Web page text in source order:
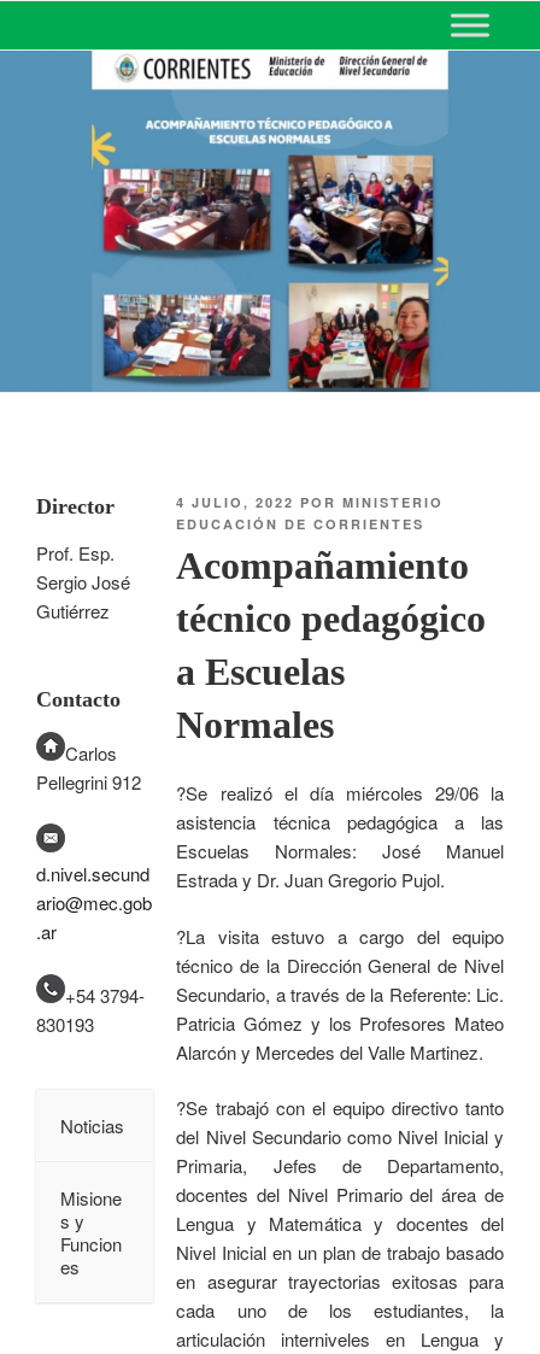
MINISTERIO DE EDUCACIÓN
DE CORRIENTES
4 JULIO, 2022 PORMINISTERIO
EDUCACIÓN DE CORRIENTES
Acompañamiento
técnico pedagógico
a Escuelas
Normales
?Se realizó el día miércoles 29/06 la
asistencia técnica pedagógica a las
Escuelas Normales: José Manuel
Estrada y Dr. Juan Gregorio Pujol.
?La visita estuvo a cargo del equipo
técnico de la Dirección General de Nivel
Secundario, a través de la Referente: Lic.
Patricia Gómez y los Profesores Mateo
Alarcón y Mercedes del Valle Martinez.
?Se trabajó con el equipo directivo tanto
del Nivel Secundario como Nivel Inicial y
Primaria, Jefes de Departamento,
docentes del Nivel Primario del área de
Lengua y Matemática y docentes del
Nivel Inicial en un plan de trabajo basado
en asegurar trayectorias exitosas para
cada uno de los estudiantes, la
articulación interniveles en Lengua y
Director
Prof. Esp.
Sergio José
Gutiérrez
Contacto
Carlos
Pellegrini 912
d.nivel.secund
ario@mec.gob
.ar
+54 3794-
830193
Noticias
Misione
s y
Funcion
es